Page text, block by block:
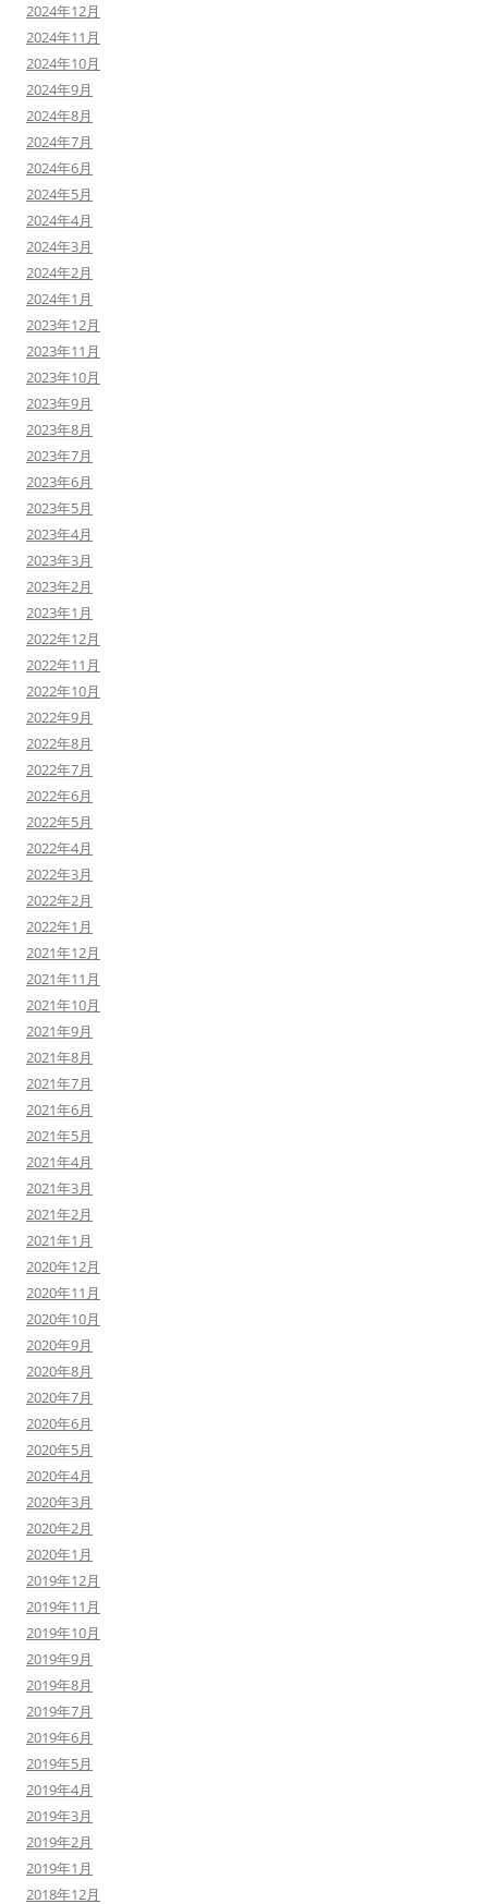
2024年12月
2024年11月
2024年10月
2024年9月
2024年8月
2024年7月
2024年6月
2024年5月
2024年4月
2024年3月
2024年2月
2024年1月
2023年12月
2023年11月
2023年10月
2023年9月
2023年8月
2023年7月
2023年6月
2023年5月
2023年4月
2023年3月
2023年2月
2023年1月
2022年12月
2022年11月
2022年10月
2022年9月
2022年8月
2022年7月
2022年6月
2022年5月
2022年4月
2022年3月
2022年2月
2022年1月
2021年12月
2021年11月
2021年10月
2021年9月
2021年8月
2021年7月
2021年6月
2021年5月
2021年4月
2021年3月
2021年2月
2021年1月
2020年12月
2020年11月
2020年10月
2020年9月
2020年8月
2020年7月
2020年6月
2020年5月
2020年4月
2020年3月
2020年2月
2020年1月
2019年12月
2019年11月
2019年10月
2019年9月
2019年8月
2019年7月
2019年6月
2019年5月
2019年4月
2019年3月
2019年2月
2019年1月
2018年12月